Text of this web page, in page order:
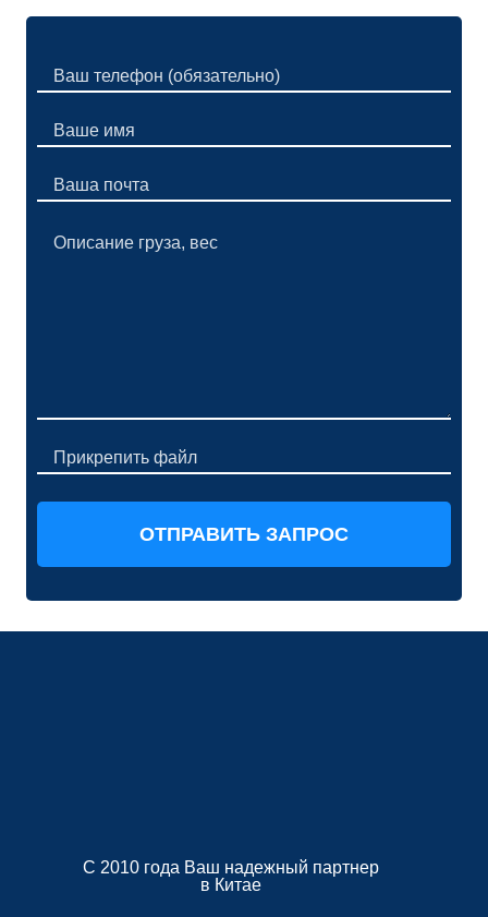
Прикрепить файл
С 2010 года Ваш надежный партнер
в Китае